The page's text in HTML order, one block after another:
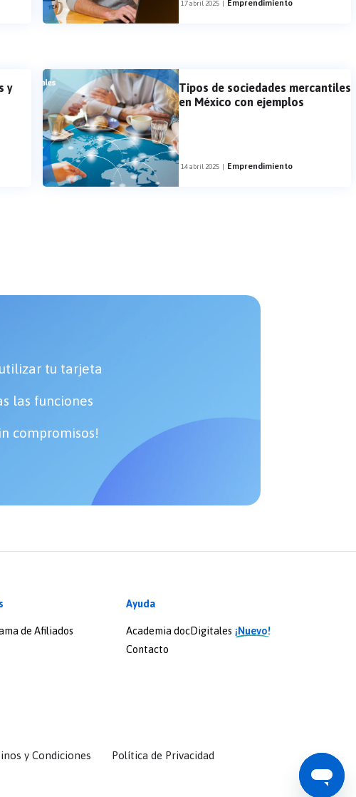
17 abril 2025 | Emprendimiento
y
Tipos de sociedades mercantiles
en México con ejemplos
14 abril 2025 | Emprendimiento
tu tarjeta
las funciones
compromisos!
de Afiliados
Ayuda
Academia docDigitales ¡Nuevo!
Contacto
y Condiciones Política de Privacidad